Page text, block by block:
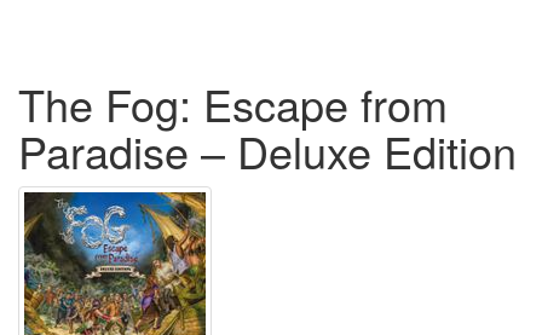
The Fog: Escape from
Paradise – Deluxe Edition